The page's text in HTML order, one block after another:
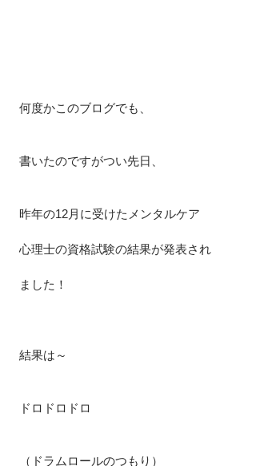
何度かこのブログでも、
書いたのですがつい先日、
昨年の12月に受けたメンタルケア
心理士の資格試験の結果が発表され
ました！
結果は～
ドロドロドロ
（ドラムロールのつもり）